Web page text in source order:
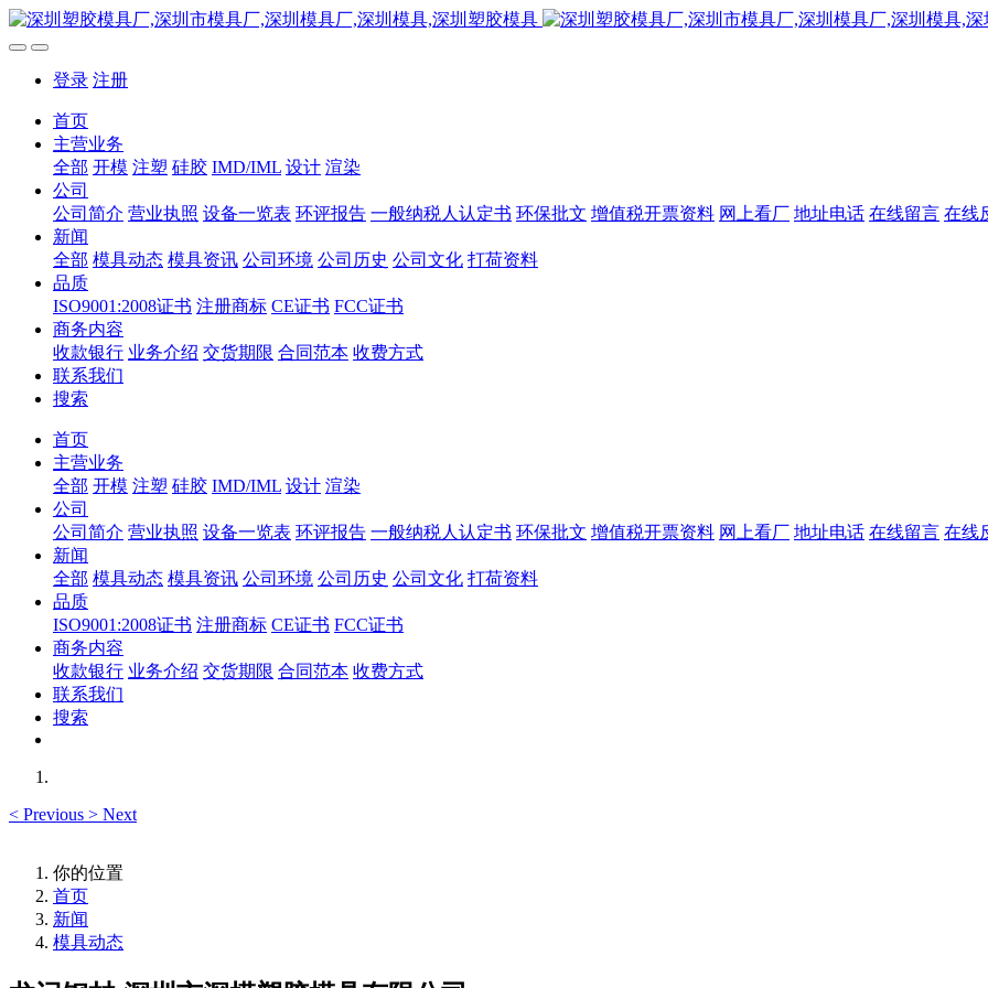
登录 注册
首页
主营业务
全部 开模 注塑 硅胶 IMD/IML 设计 渲染
公司
公司简介 营业执照 设备一览表 环评报告 一般纳税人认定书 环保批文 增值税开票资料 网上看厂 地址电话 在线留言 在线
新闻
全部 模具动态 模具资讯 公司环境 公司历史 公司文化 打荷资料
品质
ISO9001:2008证书 注册商标 CE证书 FCC证书
商务内容
收款银行 业务介绍 交货期限 合同范本 收费方式
联系我们
搜索
首页
主营业务
全部 开模 注塑 硅胶 IMD/IML 设计 渲染
公司
公司简介 营业执照 设备一览表 环评报告 一般纳税人认定书 环保批文 增值税开票资料 网上看厂 地址电话 在线留言 在线
新闻
全部 模具动态 模具资讯 公司环境 公司历史 公司文化 打荷资料
品质
ISO9001:2008证书 注册商标 CE证书 FCC证书
商务内容
收款银行 业务介绍 交货期限 合同范本 收费方式
联系我们
搜索
< Previous > Next
你的位置
首页
新闻
模具动态